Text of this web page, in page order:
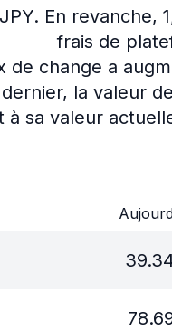
En revanche,
frais de
de change a
la valeur
à sa valeur